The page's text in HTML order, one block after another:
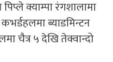
क्याम्पा रंगशालामा
ब्याडमिन्टन
चैत्र ५ देखि तेक्वान्दो